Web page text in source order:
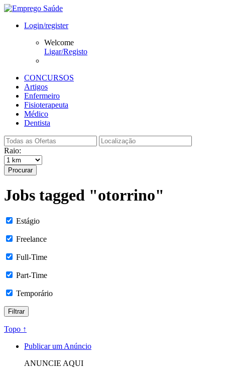
Login/register
Welcome
Ligar/Registo
CONCURSOS
Artigos
Enfermeiro
Fisioterapeuta
Médico
Dentista
Raio:
Procurar
Jobs tagged "otorrino"
Estágio
Freelance
Full-Time
Part-Time
Temporário
Topo ↑
Publicar um Anúncio
ANUNCIE AQUI